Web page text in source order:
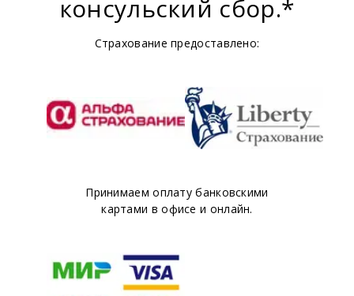
консульский сбор.*
Страхование предоставлено:
Принимаем оплату банковскими
картами в офисе и онлайн.